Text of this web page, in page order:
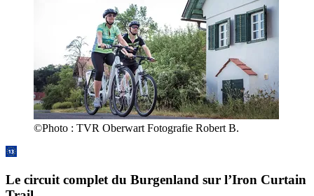
©Photo : TVR Oberwart Fotografie Robert B.
Le circuit complet du Burgenland sur l’Iron Curtain